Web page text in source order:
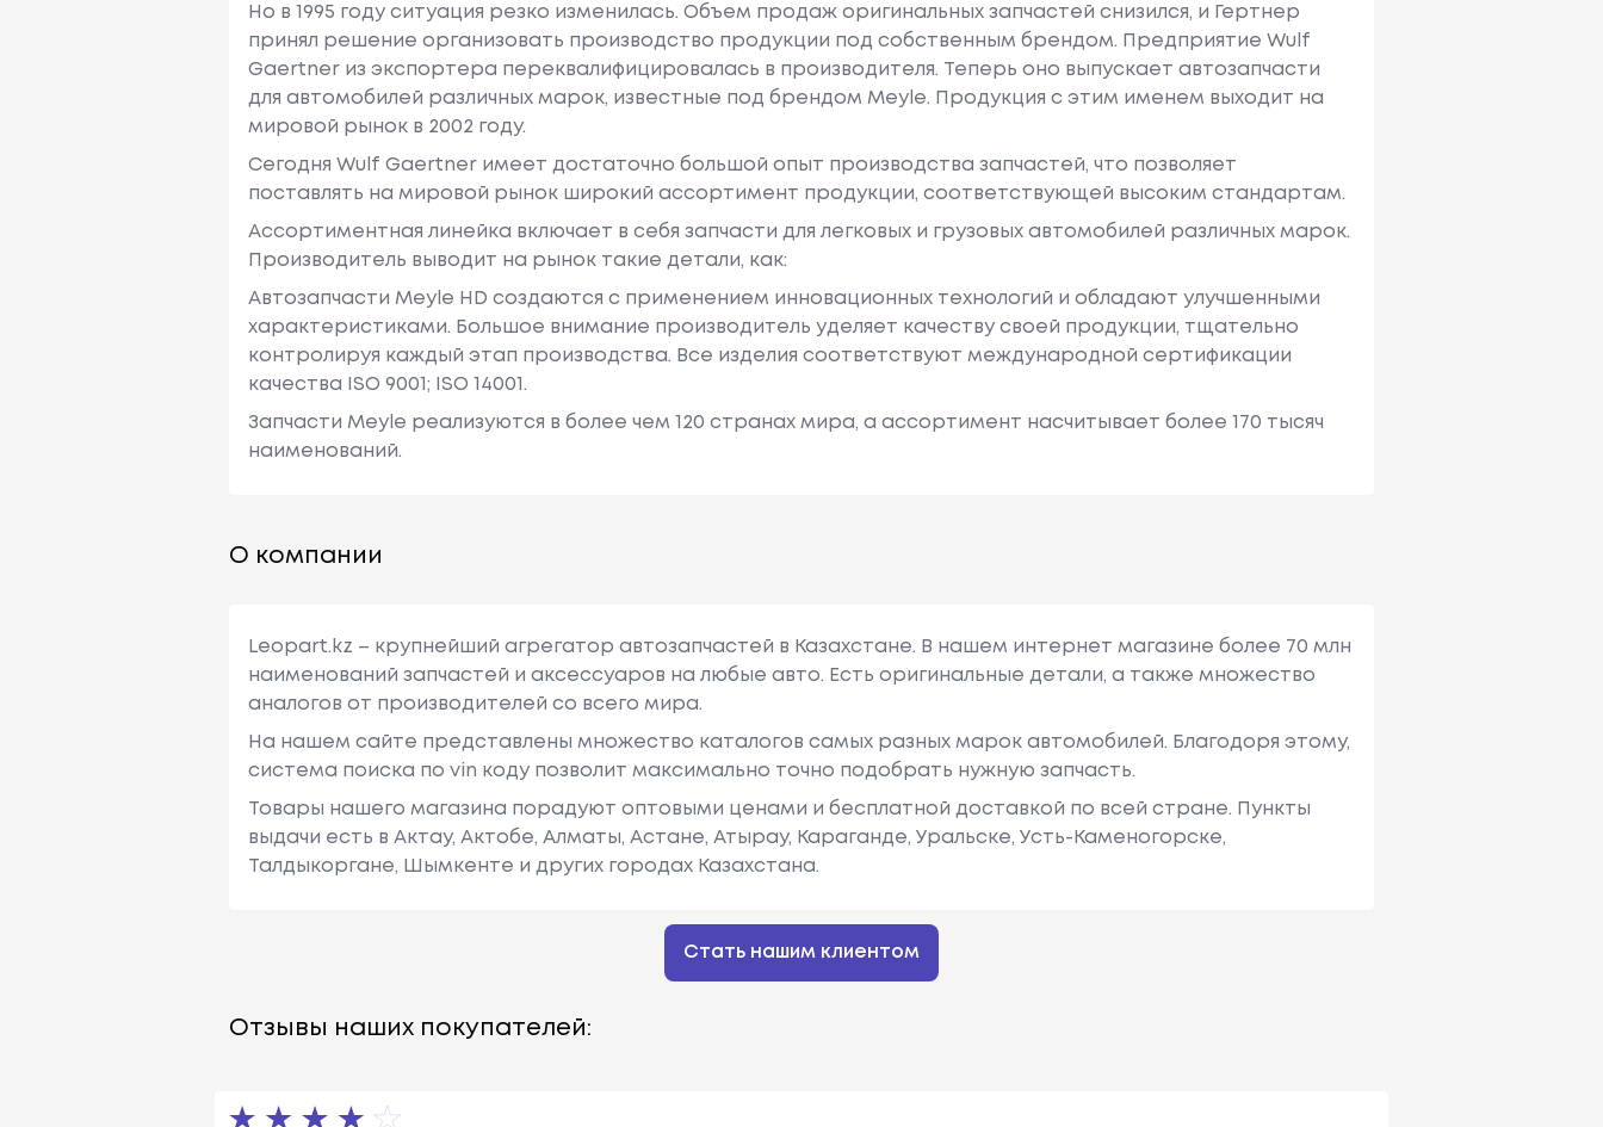
Но в 1995 году ситуация резко изменилась. Объем продаж оригинальных запчастей снизился, и Гертнер
принял решение организовать производство продукции под собственным брендом. Предприятие Wulf
Gaertner из экспортера переквалифицировалась в производителя. Теперь оно выпускает автозапчасти
для автомобилей различных марок, известные под брендом Meyle. Продукция с этим именем выходит на
мировой рынок в 2002 году.
Сегодня Wulf Gaertner имеет достаточно большой опыт производства запчастей, что позволяет
поставлять на мировой рынок широкий ассортимент продукции, соответствующей высоким стандартам.
Ассортиментная линейка включает в себя запчасти для легковых и грузовых автомобилей различных марок.
Производитель выводит на рынок такие детали, как:
Автозапчасти Meyle HD создаются с применением инновационных технологий и обладают улучшенными
характеристиками. Большое внимание производитель уделяет качеству своей продукции, тщательно
контролируя каждый этап производства. Все изделия соответствуют международной сертификации
качества ISO 9001; ISO 14001.
Запчасти Meyle реализуются в более чем 120 странах мира, а ассортимент насчитывает более 170 тысяч
наименований.
О компании
Leopart.kz – крупнейший агрегатор автозапчастей в Казахстане. В нашем интернет магазине более 70 млн
наименований запчастей и аксессуаров на любые авто. Есть оригинальные детали, а также множество
аналогов от производителей со всего мира.
На нашем сайте представлены множество каталогов самых разных марок автомобилей. Благодоря этому,
система поиска по vin коду позволит максимально точно подобрать нужную запчасть.
Товары нашего магазина порадуют оптовыми ценами и бесплатной доставкой по всей стране. Пункты
выдачи есть в Актау, Актобе, Алматы, Астане, Атырау, Караганде, Уральске, Усть-Каменогорске,
Талдыкоргане, Шымкенте и других городах Казахстана.
Стать нашим клиентом
Отзывы наших покупателей: